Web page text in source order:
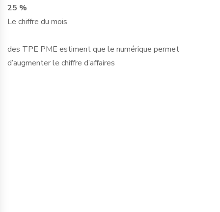
25 %
Le chiffre du mois
des TPE PME estiment que le numérique permet
d’augmenter le chiffre d’affaires